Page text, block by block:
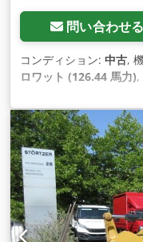
問い合わせる
コンディション: 中古,
ロワット (126.44 馬力),
12,600 kg（キログラム
10/1998, 製造年:1998,
装備:パレットフォーク